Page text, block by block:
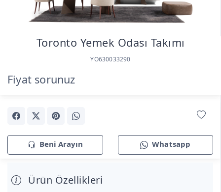
Toronto Yemek Odası Takımı
YO630033290
Fiyat sorunuz
Beni Arayın Whatsapp
Ürün Özellikleri